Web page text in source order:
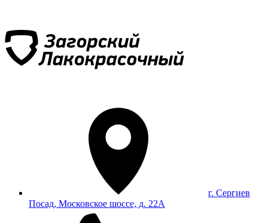
г. Сергиев
Посад, Московское шоссе, д. 22А